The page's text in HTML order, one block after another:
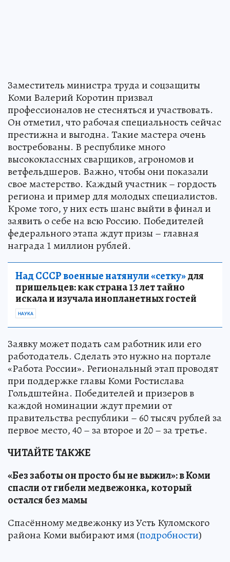
Заместитель министра труда и соцзащиты
Коми Валерий Коротин призвал
профессионалов не стесняться и участвовать.
Он отметил, что рабочая специальность сейчас
престижна и выгодна. Такие мастера очень
востребованы. В республике много
высококлассных сварщиков, агрономов и
ветфельдшеров. Важно, чтобы они показали
свое мастерство. Каждый участник – гордость
региона и пример для молодых специалистов.
Кроме того, у них есть шанс выйти в финал и
заявить о себе на всю Россию. Победителей
федерального этапа ждут призы – главная
награда 1 миллион рублей.
Над СССР военные натянули «сетку»для
пришельцев: как страна 13 лет тайно
искала и изучала инопланетных гостей
НАУКА
Заявку может подать сам работник или его
работодатель. Сделать это нужно на портале
«Работа России». Региональный этап проводят
при поддержке главы Коми Ростислава
Гольдштейна. Победителей и призеров в
каждой номинации ждут премии от
правительства республики – 60 тысяч рублей за
первое место, 40 – за второе и 20 – за третье.
ЧИТАЙТЕ ТАКЖЕ
«Без заботы он просто бы не выжил»: в Коми
спасли от гибели медвежонка, который
остался без мамы
Спасённому медвежонку из Усть Куломского
района Коми выбирают имя (подробности)